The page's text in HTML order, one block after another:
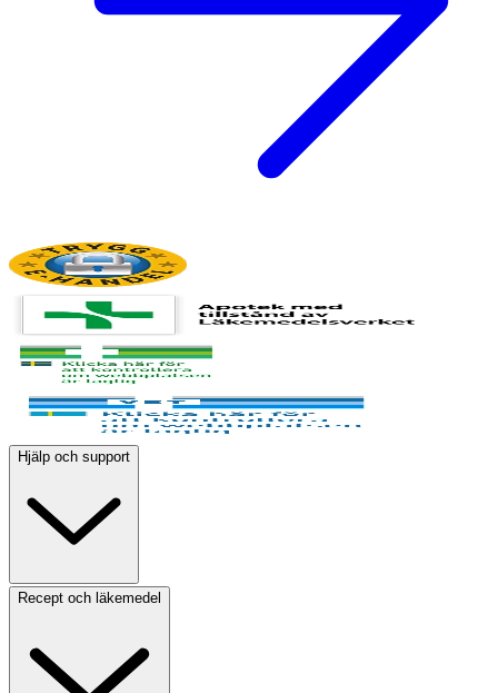
Hjälp och support
Recept och läkemedel